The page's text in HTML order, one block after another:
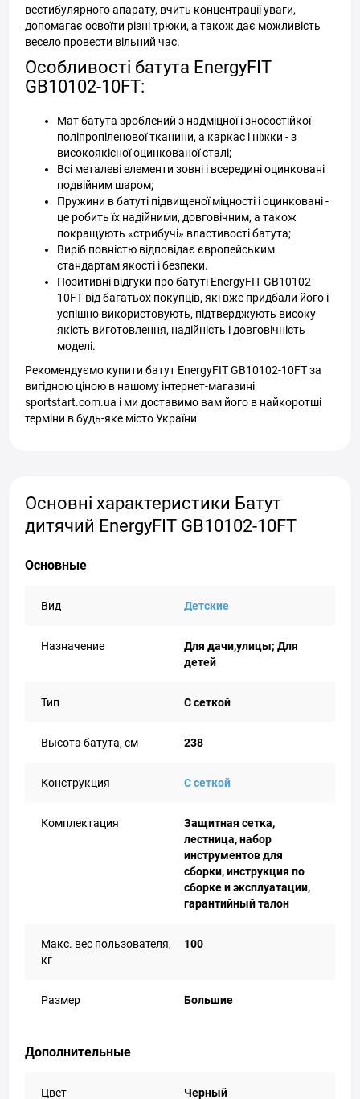
вестибулярного апарату, вчить концентрації уваги,
допомагає освоїти різні трюки, а також дає можливість
весело провести вільний час.
Особливості батута EnergyFIT
GB10102-10FT:
Мат батута зроблений з надміцної і зносостійкої
поліпропіленової тканини, а каркас і ніжки - з
високоякісної оцинкованої сталі;
Всі металеві елементи зовні і всередині оцинковані
подвійним шаром;
Пружини в батуті підвищеної міцності і оцинковані -
це робить їх надійними, довговічним, а також
покращують «стрибучі» властивості батута;
Виріб повністю відповідає європейським
стандартам якості і безпеки.
Позитивні відгуки про батуті EnergyFIT GB10102-
10FT від багатьох покупців, які вже придбали його і
успішно використовують, підтверджують високу
якість виготовлення, надійність і довговічність
моделі.
Рекомендуємо купити батут EnergyFIT GB10102-10FT за
вигідною ціною в нашому інтернет-магазині
sportstart.com.ua і ми доставимо вам його в найкоротші
терміни в будь-яке місто України.
Основні характеристики Батут
дитячий EnergyFIT GB10102-10FT
Основные
Вид Детские
Назначение
Для дачи,улицы; Для
детей
Тип С сеткой
Высота батута, см 238
Конструкция С сеткой
Комплектация
Защитная сетка,
лестница, набор
инструментов для
сборки, инструкция по
сборке и эксплуатации,
гарантийный талон
Макс. вес пользователя,
кг
100
Размер Большие
Дополнительные
Цвет Черный